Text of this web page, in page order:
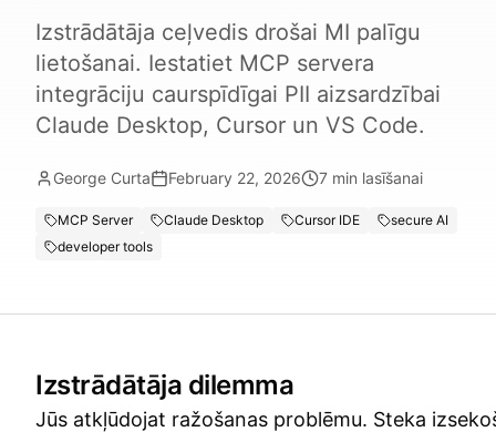
Izstrādātāja ceļvedis drošai MI palīgu
lietošanai. Iestatiet MCP servera
integrāciju caurspīdīgai PII aizsardzībai
Claude Desktop, Cursor un VS Code.
George Curta February 22, 2026 7 min lasīšanai
MCP Server Claude Desktop Cursor IDE
secure AI
developer tools
Izstrādātāja dilemma
Jūs atkļūdojat ražošanas problēmu. Steka